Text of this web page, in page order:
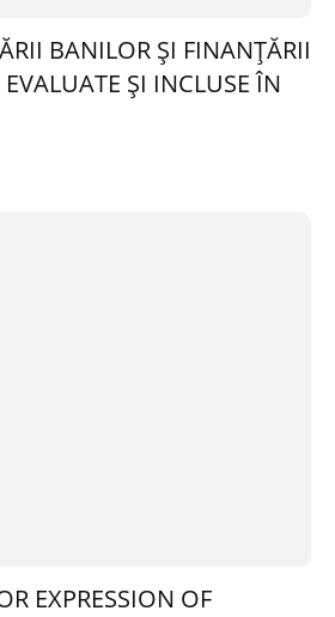
BANILOR ȘI FINANȚĂRII
ȘI INCLUSE ÎN
EXPRESSION OF